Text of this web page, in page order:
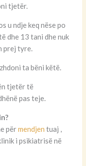
tjetër.
u ndje keq nëse po
dhe 13 tani dhe nuk
prej tyre.
ta bëni këtë.
tjetër të
pas teje.
përmendjen tuaj ,
i psikiatrisë në